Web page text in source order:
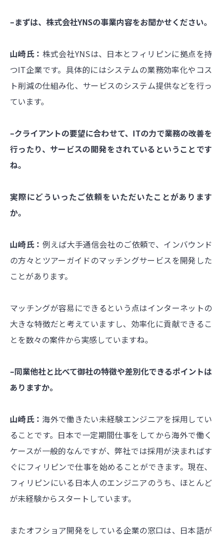
–まずは、株式会社YNSの事業内容をお聞かせください。
山崎氏： 株式会社YNSは、日本とフィリピンに拠点を持
つIT企業です。具体的にはシステムの業務効率化やコス
ト削減の仕組み化、サービスのシステム提供などを行っ
ています。
–クライアントの要望に合わせて、ITの力で業務の改善を
行ったり、サービスの開発をされているということです
ね。
実際にどういったご依頼をいただいたことがあります
か。
山崎氏： 例えば大手通信会社のご依頼で、インバウンド
の方々とツアーガイドのマッチングサービスを開発した
ことがあります。
マッチングが容易にできるという点はインターネットの
大きな特徴だと考えていますし、効率化に貢献できるこ
とを数々の案件から実感していますね。
–同業他社と比べて御社の特徴や差別化できるポイントは
ありますか。
山崎氏：海外で働きたい未経験エンジニアを採用してい
ることです。日本で一定期間仕事をしてから海外で働く
ケースが一般的なんですが、弊社では採用が決まればす
ぐにフィリピンで仕事を始めることができます。現在、
フィリピンにいる日本人のエンジニアのうち、ほとんど
が未経験からスタートしています。
またオフショア開発をしている企業の窓口は、日本語が